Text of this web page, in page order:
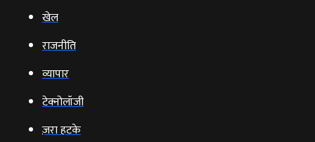
खेल
राजनीति
व्‍यापार
टेक्‍नोलॉजी
ज़रा हटके